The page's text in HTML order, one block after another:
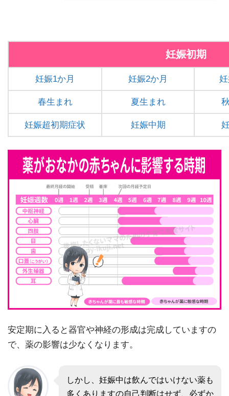
妊娠初期
妊娠1か月 妊娠2か月
春生まれ 夏生まれ
妊娠超初期症状 妊娠中期
安定期に入ると器官や神経の形成は完成していますの
で、薬の影響は少なくなります。
しかし、妊娠中は飲んではいけない薬も
多くありますの自己判断はせず、必ずか